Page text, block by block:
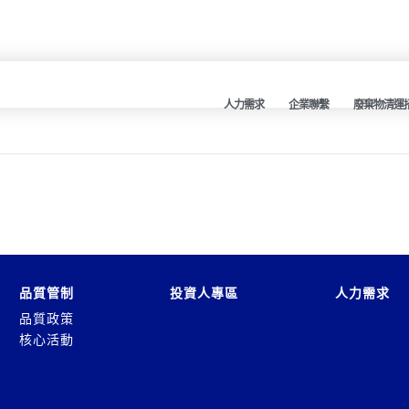
人力需求 企業聯繫 廢棄物清運
品質管制
品質政策
核心活動
投資人專區 人力需求